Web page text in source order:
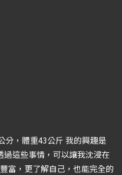
43公斤 我的興趣是
這些事情，可以讓我沈浸在
富，更了解自己，也能完全的